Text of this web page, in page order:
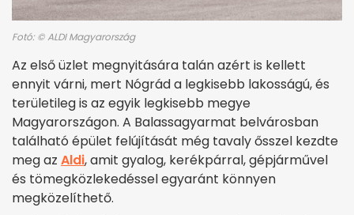
Fotó: © ALDI Magyarország
Az első üzlet megnyitására talán azért is kellett
ennyit várni, mert Nógrád a legkisebb lakosságú, és
területileg is az egyik legkisebb megye
Magyarországon. A Balassagyarmat belvárosban
található épület felújítását még tavaly ősszel kezdte
meg az Aldi, amit gyalog, kerékpárral, gépjárművel
és tömegközlekedéssel egyaránt könnyen
megközelíthető.